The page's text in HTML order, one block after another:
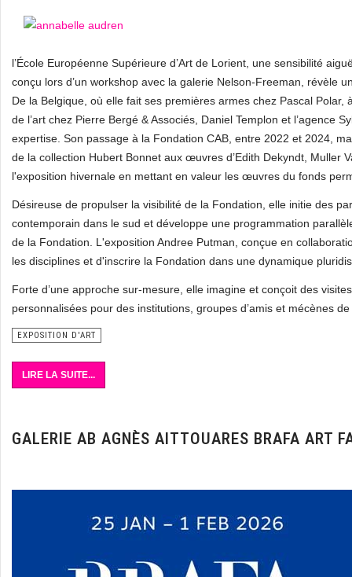
l’École Européenne Supérieure d’Art de Lorient, une sensibilité
conçu lors d’un workshop avec la galerie Nelson-Freeman, révèle
De la Belgique, où elle fait ses premières armes chez Pascal
de l’art chez Pierre Bergé & Associés, Daniel Templon et l’agence
expertise. Son passage à la Fondation CAB, entre 2022 et 2024,
de la collection Hubert Bonnet aux œuvres d’Edith Dekyndt, Muller
l'exposition hivernale en mettant en valeur les œuvres du fonds
Désireuse de propulser la visibilité de la Fondation, elle initie des
contemporain dans le sud et développe une programmation
de la Fondation. L'exposition Andree Putman, conçue en
les disciplines et d'inscrire la Fondation dans une dynamique
Forte d’une approche sur-mesure, elle imagine et conçoit des
personnalisées pour des institutions, groupes d’amis et mécènes
EXPOSITION D'ART
LIRE LA SUITE...
GALERIE AB AGNÈS AITTOUARES BRAFA ART